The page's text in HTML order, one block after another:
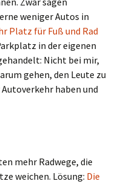
weniger Autos in
Platz für Fuß und Rad
in der eigenen
Nicht bei mir,
gehen, den Leute zu
haben und
mehr Radwege, die
weichen. Lösung: Die